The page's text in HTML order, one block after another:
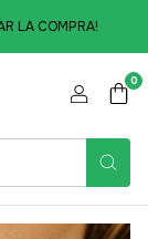
LA COMPRA!
0